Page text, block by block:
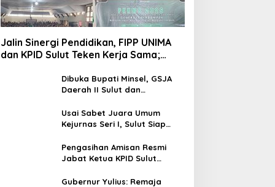
Jalin Sinergi Pendidikan, FIPP UNIMA
dan KPID Sulut Teken Kerja Sama;
Literasi PenyiaranDibuka Bupati Minsel, GSJA
Daerah II Sulut dan
Rakerda di Amurang
Usai Sabet Juara Umum
Kejurnas Seri I, Sulut Siap
Seri II Piala Presiden di
Tompaso
Pengasihan Amisan Resmi
Jabat Ketua KPID Sulut
Gubernur Yulius: Remaja